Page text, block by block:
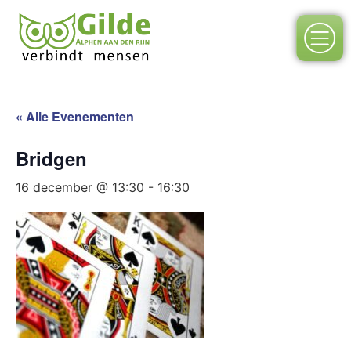
« Alle Evenementen
Bridgen
16 december @ 13:30 - 16:30